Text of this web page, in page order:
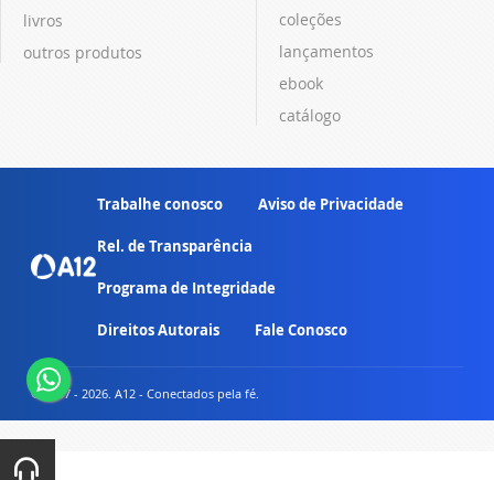
livros
outros produtos
coleções
lançamentos
ebook
catálogo
Trabalhe conosco Aviso de Privacidade
Rel. de Transparência
Programa de Integridade
Direitos Autorais Fale Conosco
© 2007 - 2026. A12 - Conectados pela fé.